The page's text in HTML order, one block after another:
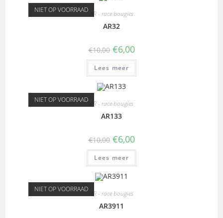
NIET OP VOORRAAD AR - race bougies
AR32
€10,00 €6,00
Lees meer
NIET OP VOORRAAD AR - race bougies
AR133
€10,00 €6,00
Lees meer
NIET OP VOORRAAD AR - race bougies
AR3911